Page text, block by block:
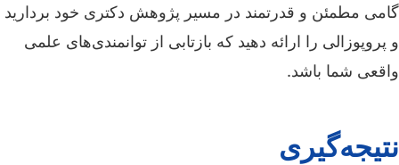
گامی مطمئن و قدرتمند در مسیر پژوهش دکتری خود بردارید
و پروپوزالی را ارائه دهید که بازتابی از توانمندی‌های علمی
واقعی شما باشد.
نتیجه‌گیری